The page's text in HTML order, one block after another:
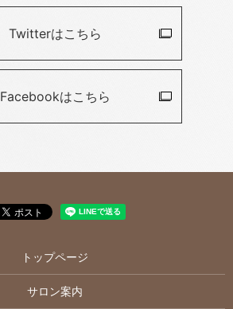
Twitterはこちら
Facebookはこちら
トップページ
サロン案内